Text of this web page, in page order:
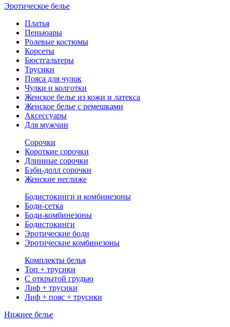
Эротическое белье
Платья
Пеньюары
Ролевые костюмы
Корсеты
Бюстгальтеры
Трусики
Пояса для чулок
Чулки и колготки
Женское белье из кожи и латекса
Женское белье с ремешками
Аксессуары
Для мужчин
Сорочки
Короткие сорочки
Длинные сорочки
Бэби-долл сорочки
Женские неглиже
Бодистокинги и комбинезоны
Боди-сетка
Боди-комбинезоны
Бодистокинги
Эротические боди
Эротические комбинезоны
Комплекты белья
Топ + трусики
С открытой грудью
Лиф + трусики
Лиф + пояс + трусики
Нижнее белье